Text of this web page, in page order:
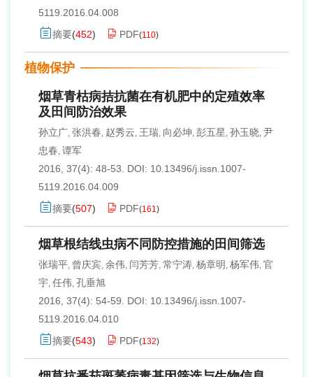
5119.2016.04.008
摘要(452) PDF(110)
植物保护
烟草青枯病拮抗菌在有机肥中的定殖效率
及田间防治效果
孙立广, 张洪春, 赵秀云, 王瑞, 向必坤, 彭五星, 孙玉晓, 尹
忠春, 谭军
2016, 37(4): 48-53.
DOI: 10.13496/j.issn.1007-
5119.2016.04.009
摘要(507) PDF(161)
烟草根结线虫病不同防控措施的田间筛选
张瑞平, 曾庆宾, 余伟, 闫芳芳, 常宁涛, 杨章明 , 杨军伟, 官
宇, 任伟, 孔垂旭
2016, 37(4): 54-59.
DOI: 10.13496/j.issn.1007-
5119.2016.04.010
摘要(543) PDF(132)